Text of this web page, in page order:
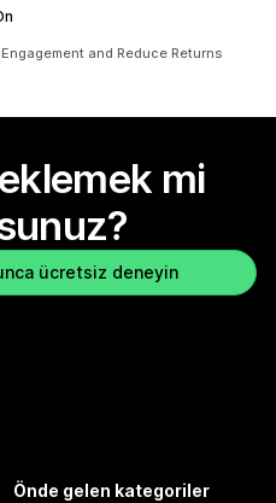
and Reduce Returns
mi
ücretsiz deneyin
Önde gelen kategoriler